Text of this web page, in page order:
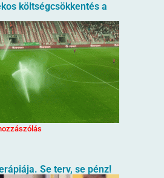
költségcsökkentés a
Se terv, se pénz!